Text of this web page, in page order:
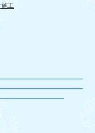
施工
――――――
――――――